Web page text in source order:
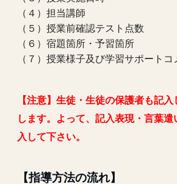
（４）担当講師
（５）授業前確認テスト点数
（６）宿題箇所・予習箇所
（７）授業様子及び学習サポートコ
【注意】生徒・生徒の保護者も記
します。よって、記入表現・言葉
入して下さい。
【指導方法の流れ】